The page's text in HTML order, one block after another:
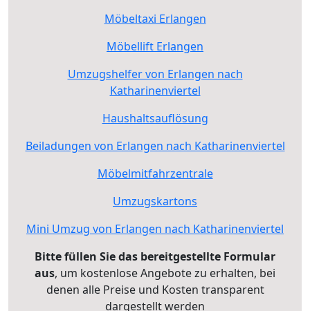
Möbeltaxi Erlangen
Möbellift Erlangen
Umzugshelfer von Erlangen nach
Katharinenviertel
Haushaltsauflösung
Beiladungen von Erlangen nach Katharinenviertel
Möbelmitfahrzentrale
Umzugskartons
Mini Umzug von Erlangen nach Katharinenviertel
Bitte füllen Sie das bereitgestellte Formular
aus, um kostenlose Angebote zu erhalten, bei
denen alle Preise und Kosten transparent
dargestellt werden